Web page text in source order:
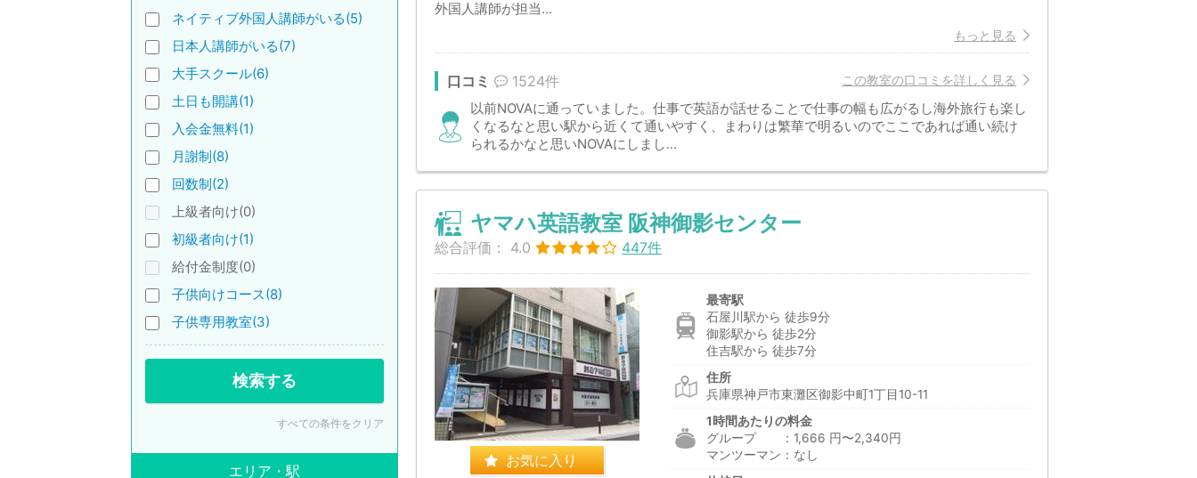
ネイティブ外国人講師がいる(5)
日本人講師がいる(7)
大手スクール(6)
土日も開講(1)
入会金無料(1)
月謝制(8)
回数制(2)
上級者向け(0)
初級者向け(1)
給付金制度(0)
子供向けコース(8)
子供専用教室(3)
検索する
すべての条件をクリア
エリア・駅
外国人講師が担当...
もっと見る
この教室の口コミを詳しく見る
口コミ 1524件
以前NOVAに通っていました。仕事で英語が話せることで仕事の幅も広がるし海外旅行も楽し
くなるなと思い駅から近くて通いやすく、まわりは繁華で明るいのでここであれば通い続け
られるかなと思いNOVAにしまし...
ヤマハ英語教室 阪神御影センター
総合評価： 4.0 447件
お気に入り
最寄駅
石屋川駅から 徒歩9分
御影駅から 徒歩2分
住吉駅から 徒歩7分
住所
兵庫県神戸市東灘区御影中町1丁目10-11
1時間あたりの料金
グループ ：1,666 円〜2,340円
マンツーマン：なし